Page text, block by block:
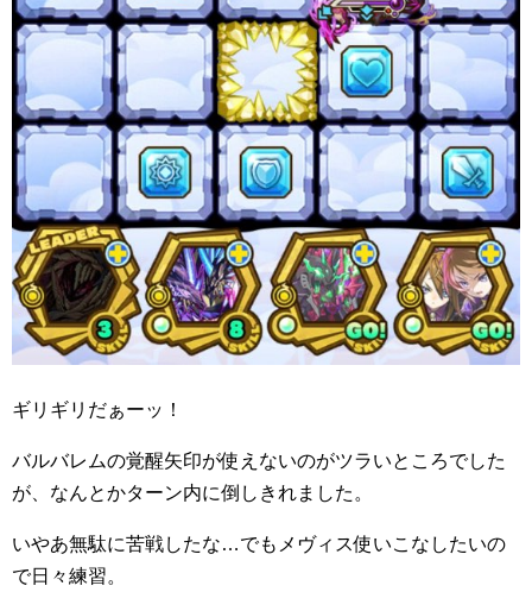
ギリギリだぁーッ！
バルバレムの覚醒矢印が使えないのがツラいところでした
が、なんとかターン内に倒しきれました。
いやあ無駄に苦戦したな…でもメヴィス使いこなしたいの
で日々練習。